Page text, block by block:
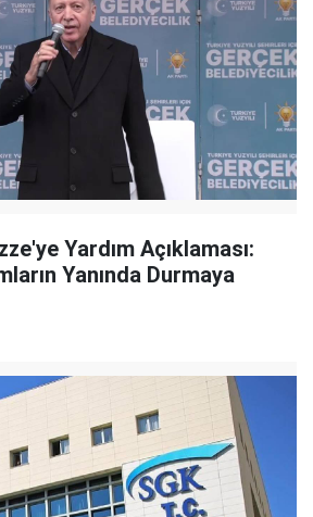
Yardım Açıklaması:
Yanında Durmaya